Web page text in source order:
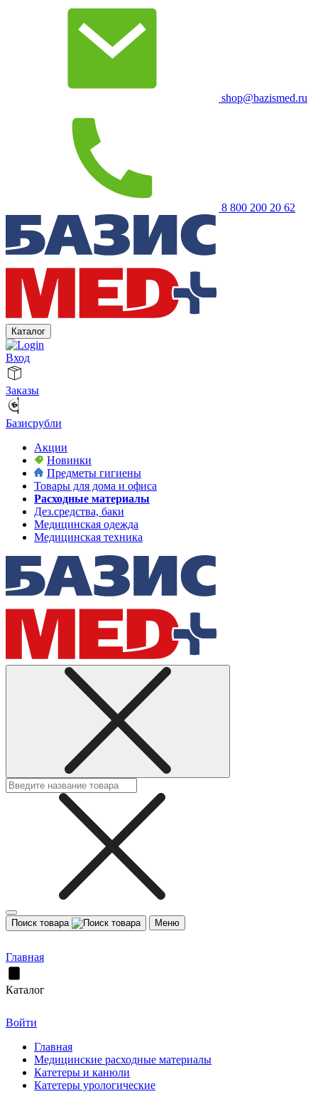
shop@bazismed.ru
8 800 200 20 62
Каталог
Вход
Заказы
Базисрубли
Акции
Новинки
Предметы гигиены
Товары для дома и офиса
Расходные материалы
Дез.средства, баки
Медицинская одежда
Медицинская техника
Поиск товара Меню
Главная
Каталог
Войти
Главная
Медицинские расходные материалы
Катетеры и канюли
Катетеры урологические